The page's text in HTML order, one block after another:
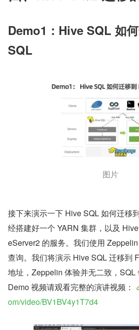
Demo1：Hive SQL 如
SQL
图片
接下来演示一下 Hive SQL 如何迁移
经搭建好一个 YARN 集群，以及
eServer2 的服务。我们使用
查询。我们将演示 Hive SQL 迁移到
地址，Zeppelin 体验并无二致，SQL
Demo 视频请观看完整的演讲视频：
om/video/BV1BV4y1T7d4